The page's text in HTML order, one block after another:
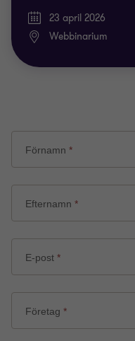
23 april 2026
Webbinarium